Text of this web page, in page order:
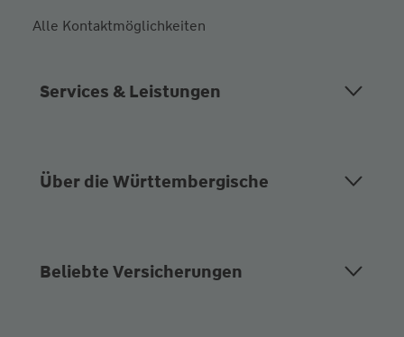
Alle Kontaktmöglichkeiten
Services & Leistungen
Über die Württembergische
Beliebte Versicherungen